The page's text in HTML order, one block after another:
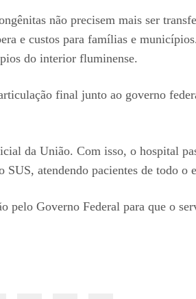
não precisem mais ser
e custos para famílias e
do interior fluminense.
final junto ao governo
da União. Com isso, o hospital
atendendo pacientes de todo o
pelo Governo Federal para que o